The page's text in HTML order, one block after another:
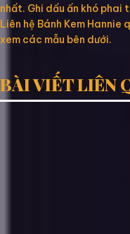
nhất. Ghi dấu ấn khó
Liên hệ Bánh Kem
xem các mẫu bên dưới.
BÀI VIẾT LIÊN